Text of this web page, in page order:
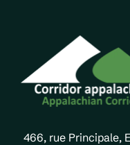
466, rue Principale,